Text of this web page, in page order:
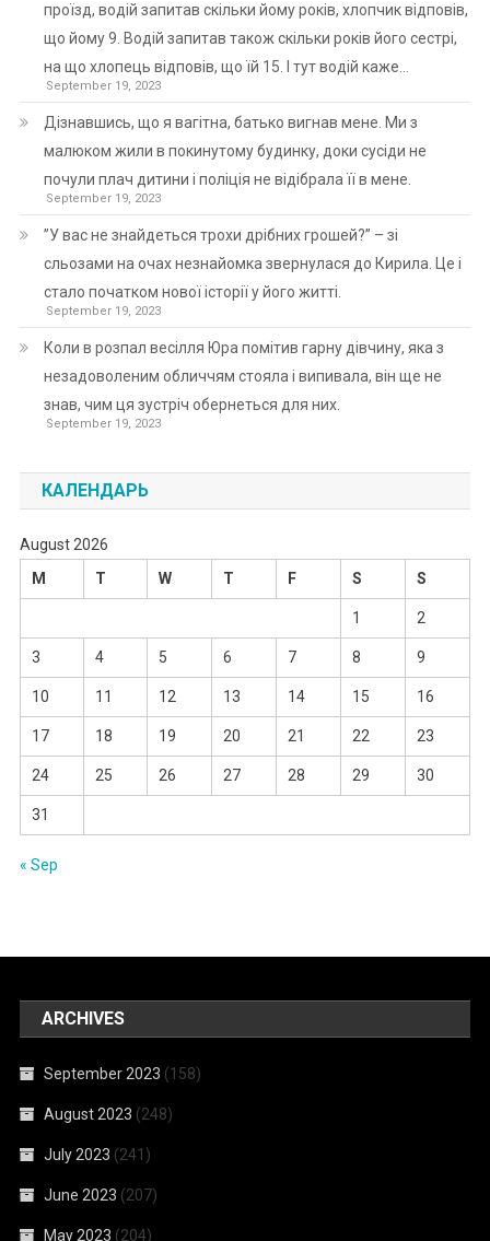
проїзд, водій запитав скільки йому років, хлопчик відповів,
що йому 9. Водій запитав також скільки років його сестрі,
на що хлопець відповів, що їй 15. І тут водій каже…
September 19, 2023
Дізнавшись, що я вагітна, батько вигнав мене. Ми з
малюком жили в покинутому будинку, доки сусіди не
почули плач дитини і поліція не відібрала її в мене.
September 19, 2023
”У вас не знайдеться трохи дрібних грошей?” – зі
сльозами на очах незнайомка звернулася до Кирила. Це і
стало початком нової історії у його житті.
September 19, 2023
Коли в розпал весілля Юра помітив гарну дівчину, яка з
незадоволеним обличчям стояла і випивала, він ще не
знав, чим ця зустріч обернеться для них.
September 19, 2023
КАЛЕНДАРЬ
August 2026
M
T W T F S S
1 2
3 4 5 6 7 8 9
10 11 12 13 14 15 16
17 18 19 20 21 22 23
24 25 26 27 28 29 30
31
« Sep
ARCHIVES
September 2023 (158)
August 2023 (248)
July 2023 (241)
June 2023 (207)
May 2023 (204)